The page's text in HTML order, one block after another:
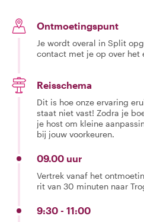
Ontmoetingspunt
Je wordt overal in Split
contact met je op over het
Reisschema
Dit is hoe onze ervaring
staat niet vast! Zodra je
je host om kleine
bij jouw voorkeuren.
09.00 uur
Vertrek vanaf het
rit van 30 minuten naar
9:30 - 11:00